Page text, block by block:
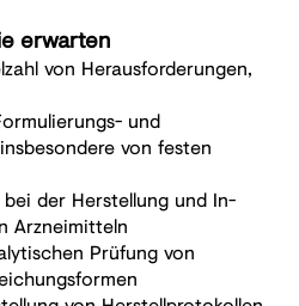
erwarten
von Herausforderungen,
und
von festen
der Herstellung und In-
Arzneimitteln
Prüfung von